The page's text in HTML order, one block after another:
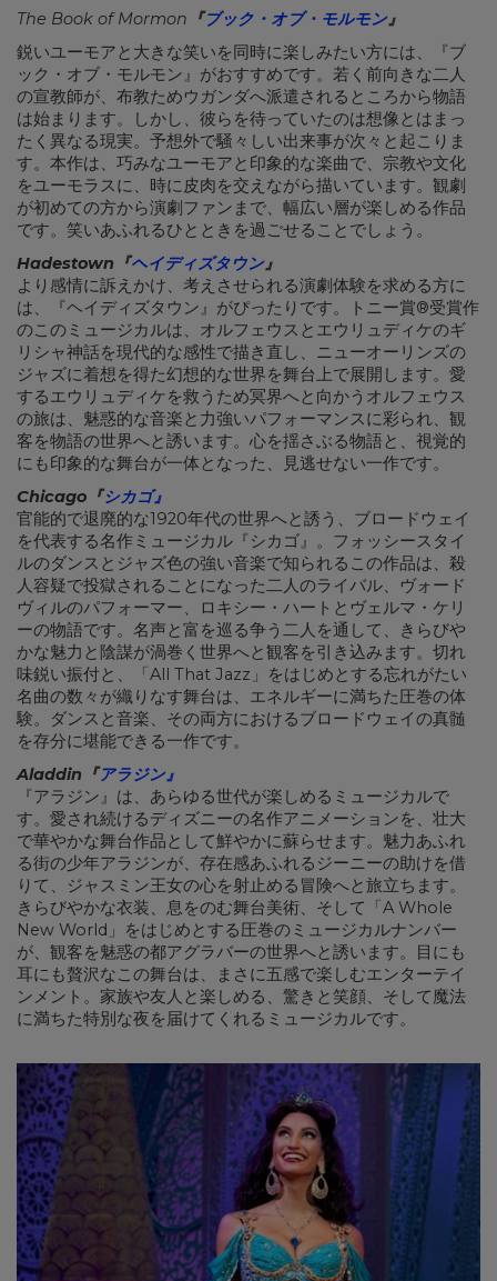
The Book of Mormon 『ブック・オブ・モルモン』
鋭いユーモアと大きな笑いを同時に楽しみたい方には、『ブ
ック・オブ・モルモン』がおすすめです。若く前向きな二人
の宣教師が、布教ためウガンダへ派遣されるところから物語
は始まります。しかし、彼らを待っていたのは想像とはまっ
たく異なる現実。予想外で騒々しい出来事が次々と起こりま
す。本作は、巧みなユーモアと印象的な楽曲で、宗教や文化
をユーモラスに、時に皮肉を交えながら描いています。観劇
が初めての方から演劇ファンまで、幅広い層が楽しめる作品
です。笑いあふれるひとときを過ごせることでしょう。
Hadestown『ヘイディズタウン』
より感情に訴えかけ、考えさせられる演劇体験を求める方に
は、『ヘイディズタウン』がぴったりです。トニー賞®受賞作
のこのミュージカルは、オルフェウスとエウリュディケのギ
リシャ神話を現代的な感性で描き直し、ニューオーリンズの
ジャズに着想を得た幻想的な世界を舞台上で展開します。愛
するエウリュディケを救うため冥界へと向かうオルフェウス
の旅は、魅惑的な音楽と力強いパフォーマンスに彩られ、観
客を物語の世界へと誘います。心を揺さぶる物語と、視覚的
にも印象的な舞台が一体となった、見逃せない一作です。
Chicago 『シカゴ』
官能的で退廃的な1920年代の世界へと誘う、ブロードウェイ
を代表する名作ミュージカル『シカゴ』。フォッシースタイ
ルのダンスとジャズ色の強い音楽で知られるこの作品は、殺
人容疑で投獄されることになった二人のライバル、ヴォード
ヴィルのパフォーマー、ロキシー・ハートとヴェルマ・ケリ
ーの物語です。名声と富を巡る争う二人を通して、きらびや
かな魅力と陰謀が渦巻く世界へと観客を引き込みます。切れ
味鋭い振付と、「All That Jazz」をはじめとする忘れがたい
名曲の数々が織りなす舞台は、エネルギーに満ちた圧巻の体
験。ダンスと音楽、その両方におけるブロードウェイの真髄
を存分に堪能できる一作です。
Aladdin 『アラジン』
『アラジン』は、あらゆる世代が楽しめるミュージカルで
す。愛され続けるディズニーの名作アニメーションを、壮大
で華やかな舞台作品として鮮やかに蘇らせます。魅力あふれ
る街の少年アラジンが、存在感あふれるジーニーの助けを借
りて、ジャスミン王女の心を射止める冒険へと旅立ちます。
きらびやかな衣装、息をのむ舞台美術、そして「A Whole
New World」をはじめとする圧巻のミュージカルナンバー
が、観客を魅惑の都アグラバーの世界へと誘います。目にも
耳にも贅沢なこの舞台は、まさに五感で楽しむエンターテイ
ンメント。家族や友人と楽しめる、驚きと笑顔、そして魔法
に満ちた特別な夜を届けてくれるミュージカルです。